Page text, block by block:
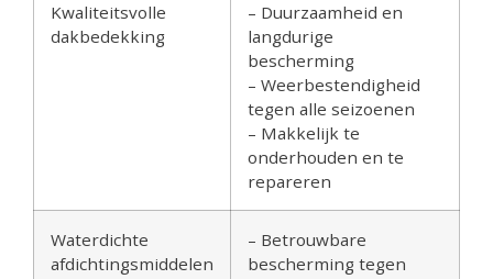
Kwaliteitsvolle
dakbedekking
– Duurzaamheid en
langdurige
bescherming
– Weerbestendigheid
tegen alle seizoenen
– Makkelijk te
onderhouden en te
repareren
Waterdichte
afdichtingsmiddelen
– Betrouwbare
bescherming tegen